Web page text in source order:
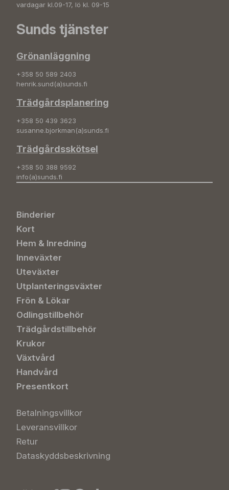
vardagar kl.09-17, lö kl. 09-15
Sunds tjänster
Grönanläggning
+358 50 589 2403
henrik.sund(a)sunds.fi
Trädgårdsplanering
+358 50 439 3623
susanne.bjorkman(a)sunds.fi
Trädgårdsskötsel
+358 50 388 9592
info(a)sunds.fi
Binderier
Kort
Hem & Inredning
Inneväxter
Uteväxter
Utplanteringsväxter
Frön & Lökar
Odlingstillbehör
Trädgårdstillbehör
Krukor
Växtvård
Handvård
Presentkort
Betalningsvillkor
Leveransvillkor
Retur
Dataskyddsbeskrivning